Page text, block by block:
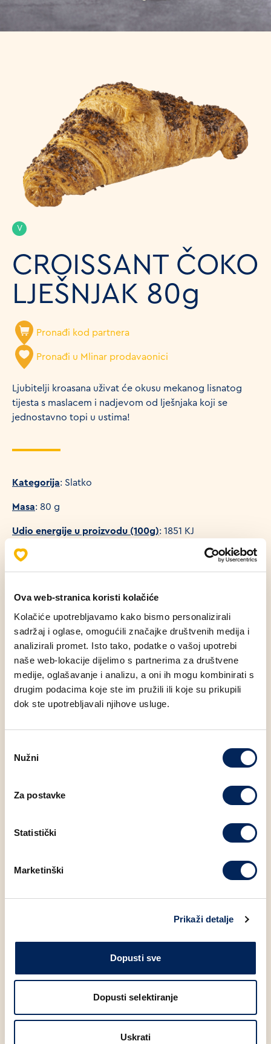
Ova web-stranica koristi kolačiće
Kolačiće upotrebljavamo kako bismo personalizirali
sadržaj i oglase, omogućili značajke društvenih medija i
analizirali promet. Isto tako, podatke o vašoj upotrebi
naše web-lokacije dijelimo s partnerima za društvene
medije, oglašavanje i analizu, a oni ih mogu kombinirati s
drugim podacima koje ste im pružili ili koje su prikupili
dok ste upotrebljavali njihove usluge.
pristanka
Nužni
Za postavke
Statistički
Marketinški
Prikaži detalje
Dopusti sve
Dopusti selektiranje
Uskrati
V
CROISSANT ČOKO
LJEŠNJAK 80g
Pronađi kod partnera
Pronađi u Mlinar prodavaonici
Ljubitelji kroasana uživat će okusu mekanog lisnatog
tijesta s maslacem i nadjevom od lješnjaka koji se
jednostavno topi u ustima!
Kategorija: Slatko
Masa: 80 g
Udio energije u proizvodu (100g): 1851 KJ
Energetski sadržaj proizvoda (100g) : 443 KCAL
Alergeni
Nutritivne vrijednosti (100g)
Masti 25.40 g
44.20 g
Moglo bi Vas zanimati